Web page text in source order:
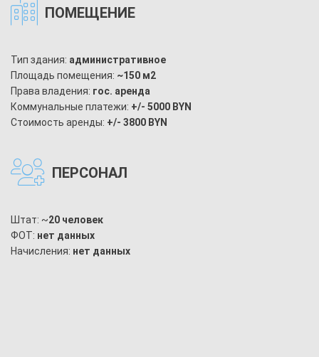
ПОМЕЩЕНИЕ
Тип здания: административное
Площадь помещения: ~150 м2
Права владения: гос. аренда
Коммунальные платежи: +/- 5000 BYN
Стоимость аренды: +/- 3800 BYN
ПЕРСОНАЛ
Штат: ~20 человек
ФОТ: нет данных
Начисления: нет данных